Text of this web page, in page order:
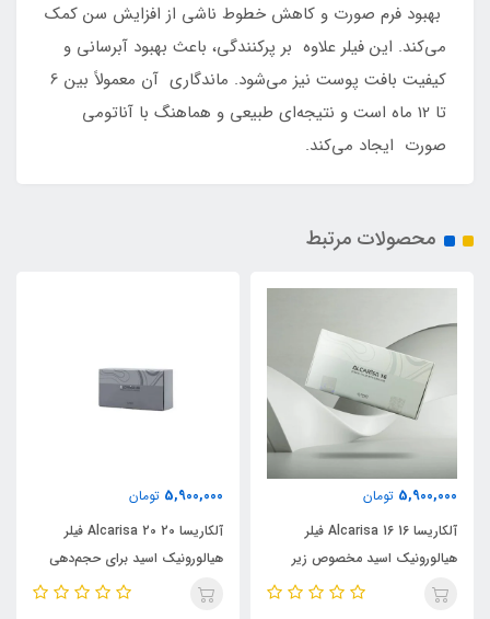
بهبود فرم صورت و کاهش خطوط ناشی از افزایش سن کمک
می‌کند. این فیلر علاوه بر پرکنندگی، باعث بهبود آبرسانی و
کیفیت بافت پوست نیز می‌شود. ماندگاری آن معمولاً بین 6
تا 12 ماه است و نتیجه‌ای طبیعی و هماهنگ با آناتومی
صورت ایجاد می‌کند.
محصولات مرتبط
5,900,000 تومان
آلکاریسا 16 Alcarisa 16 فیلر
هیالورونیک اسید مخصوص زیر
چشم برای رفع گودی و خطوط
5,900,000 تومان
آلکاریسا 20 Alcarisa 20 فیلر
هیالورونیک اسید برای حجم‌دهی
لب و خط خنده